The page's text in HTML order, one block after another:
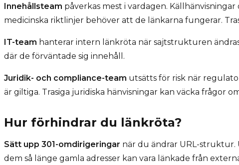
Innehållsteam påverkas mest i vardagen.
medicinska riktlinjer behöver att de länkarna fungerar.
IT-team hanterar intern länkröta när sajtstrukturen
där de förväntade sig innehåll.
Juridik- och compliance-team utsätts för risk när
är giltiga. Trasiga juridiska hänvisningar kan väcka frågor
Hur förhindrar du länkröta?
Sätt upp 301-omdirigeringar när du ändrar URL-struktur.
dem så länge gamla adresser kan vara länkade från